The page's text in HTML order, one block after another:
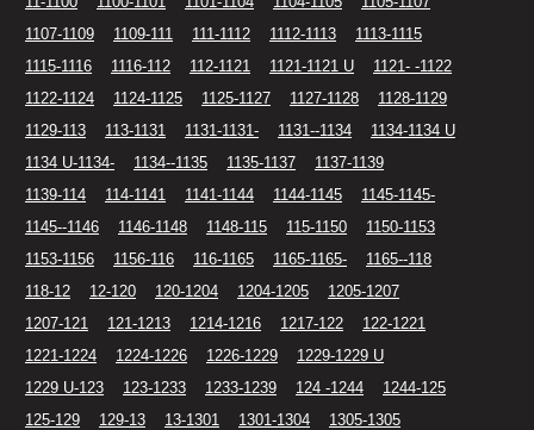
1107-1109
1109-111 111-1112 1112-1113
1113-1115
1115-1116
1116-112 112-1121 1121-1121 U
1121- -1122
1122-1124
1124-1125 1125-1127 1127-1128
1128-1129
1129-113
113-1131 1131-1131- 1131--1134
1134-1134 U
1134 U-1134-
1134--1135 1135-1137
1137-1139
1139-114
114-1141 1141-1144 1144-1145
1145-1145-
1145--1146
1146-1148 1148-115 115-1150
1150-1153
1153-1156
1156-116 116-1165 1165-1165-
1165--118
118-12
12-120 120-1204 1204-1205
1205-1207
1207-121
121-1213 1214-1216 1217-122
122-1221
1221-1224
1224-1226 1226-1229
1229-1229 U
1229 U-123
123-1233 1233-1239 124 -1244
1244-125
125-129
129-13 13-1301 1301-1304
1305-1305